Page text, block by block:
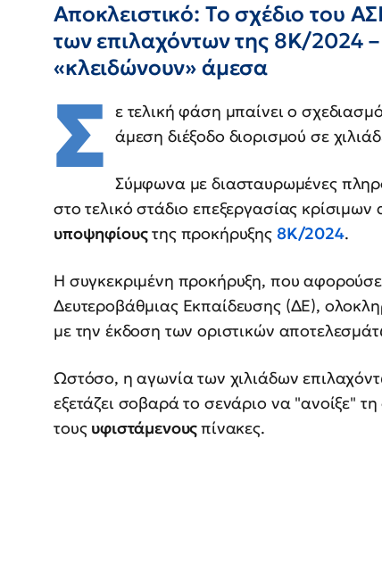
Αποκλειστικό: Το σχέδιο του
των επιλαχόντων της 8Κ/2024
«κλειδώνουν» άμεσα
Σ ε τελική φάση μπαίνει ο
άμεση διέξοδο διορισμού σε
Σύμφωνα με διασταυρωμένες
στο τελικό στάδιο επεξεργασίας
υποψηφίουςτης προκήρυξης 8Κ/2024.
Η συγκεκριμένη προκήρυξη, που
Δευτεροβάθμιας Εκπαίδευσης (ΔΕ),
με την έκδοση των οριστικών
Ωστόσο, η αγωνία των χιλιάδων
εξετάζει σοβαρά το σενάριο να "ανοίξε"
τους υφιστάμενουςπίνακες.